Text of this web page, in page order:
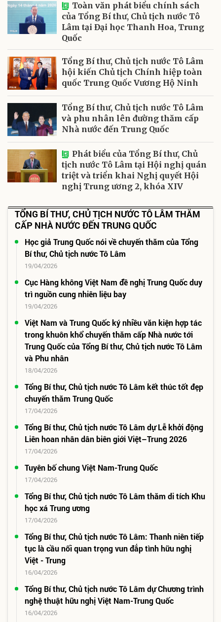
Toàn văn phát biểu chính sách
của Tổng Bí thư, Chủ tịch nước Tô
Lâm tại Đại học Thanh Hoa, Trung
Quốc
Tổng Bí thư, Chủ tịch nước Tô Lâm
hội kiến Chủ tịch Chính hiệp toàn
quốc Trung Quốc Vương Hộ Ninh
Tổng Bí thư, Chủ tịch nước Tô Lâm
và phu nhân lên đường thăm cấp
Nhà nước đến Trung Quốc
Phát biểu của Tổng Bí thư, Chủ
tịch nước Tô Lâm tại Hội nghị quán
triệt và triển khai Nghị quyết Hội
nghị Trung ương 2, khóa XIV
TỔNG BÍ THƯ, CHỦ TỊCH NƯỚC TÔ LÂM THĂM
CẤP NHÀ NƯỚC ĐẾN TRUNG QUỐC
Học giả Trung Quốc nói về chuyến thăm của Tổng
Bí thư, Chủ tịch nước Tô Lâm
19/04/2026
Cục Hàng không Việt Nam đề nghị Trung Quốc duy
trì nguồn cung nhiên liệu bay
19/04/2026
Việt Nam và Trung Quốc ký nhiều văn kiện hợp tác
trong khuôn khổ chuyến thăm cấp Nhà nước tới
Trung Quốc của Tổng Bí thư, Chủ tịch nước Tô Lâm
và Phu nhân
18/04/2026
Tổng Bí thư, Chủ tịch nước Tô Lâm kết thúc tốt đẹp
chuyến thăm Trung Quốc
17/04/2026
Tổng Bí thư, Chủ tịch nước Tô Lâm dự Lễ khởi động
Liên hoan nhân dân biên giới Việt–Trung 2026
17/04/2026
Tuyên bố chung Việt Nam-Trung Quốc
17/04/2026
Tổng Bí thư, Chủ tịch nước Tô Lâm thăm di tích Khu
học xá Trung ương
17/04/2026
Tổng Bí thư, Chủ tịch nước Tô Lâm: Thanh niên tiếp
tục là cầu nối quan trọng vun đắp tình hữu nghị
Việt - Trung
16/04/2026
Tổng Bí thư, Chủ tịch nước Tô Lâm dự Chương trình
nghệ thuật hữu nghị Việt Nam-Trung Quốc
16/04/2026